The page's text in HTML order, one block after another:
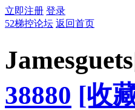
立即注册 登录
52梯控论坛 返回首页
38880 [收